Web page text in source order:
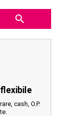
search
cash, O.P.